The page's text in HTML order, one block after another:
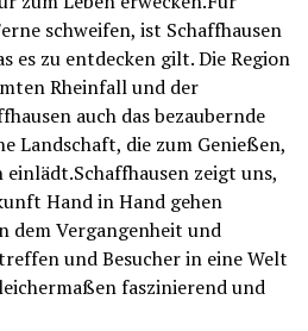
schweifen, ist Schaffhausen
es zu entdecken gilt. Die Region
Rheinfall und der
auch das bezaubernde
Landschaft, die zum Genießen,
zeigt uns,
Hand in Hand gehen
dem Vergangenheit und
und Besucher in eine Welt
faszinierend und